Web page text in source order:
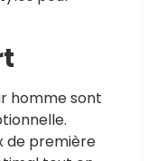
homme sont
de première